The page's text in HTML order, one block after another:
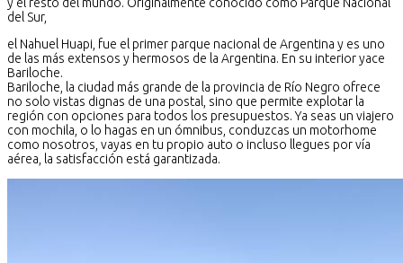
del Sur,
el Nahuel Huapi, fue el primer parque nacional de Argentina y es uno
de las más extensos y hermosos de la Argentina. En su interior yace
Bariloche.
Bariloche, la ciudad más grande de la provincia de Río Negro ofrece
no solo vistas dignas de una postal, sino que permite explotar la
región con opciones para todos los presupuestos. Ya seas un viajero
con mochila, o lo hagas en un ómnibus, conduzcas un motorhome
como nosotros, vayas en tu propio auto o incluso llegues por vía
aérea, la satisfacción está garantizada.